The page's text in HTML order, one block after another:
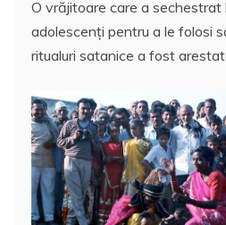
c
e
o
o
k
itt
er
ai
l
at
s
p
p
e
O vrăjitoare care a sechestrat
adolescenţi pentru a le folosi
ritualuri satanice a fost